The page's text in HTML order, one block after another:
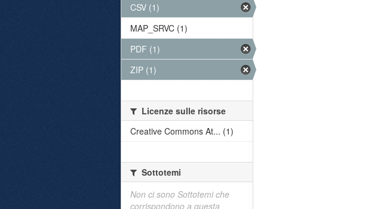
CSV (1)
MAP_SRVC (1)
PDF (1)
ZIP (1)
Licenze sulle risorse
Creative Commons At... (1)
Sottotemi
Non ci sono Sottotemi che
corrispondono a questa